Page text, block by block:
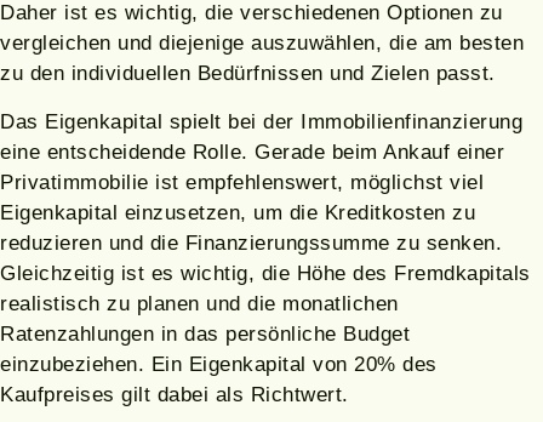
Daher ist es wichtig, die verschiedenen Optionen zu
vergleichen und diejenige auszuwählen, die am besten
zu den individuellen Bedürfnissen und Zielen passt.
Das Eigenkapital spielt bei der Immobilienfinanzierung
eine entscheidende Rolle. Gerade beim Ankauf einer
Privatimmobilie ist empfehlenswert, möglichst viel
Eigenkapital einzusetzen, um die Kreditkosten zu
reduzieren und die Finanzierungssumme zu senken.
Gleichzeitig ist es wichtig, die Höhe des Fremdkapitals
realistisch zu planen und die monatlichen
Ratenzahlungen in das persönliche Budget
einzubeziehen. Ein Eigenkapital von 20% des
Kaufpreises gilt dabei als Richtwert.